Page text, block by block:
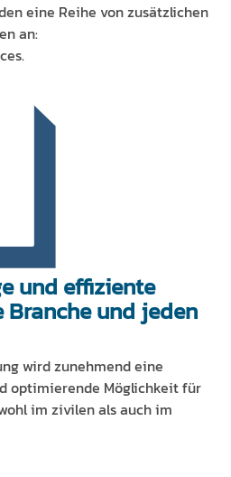
eine Reihe von zusätzlichen
an:
und effiziente
und jeden
wird zunehmend eine
optimierende Möglichkeit für
im zivilen als auch im